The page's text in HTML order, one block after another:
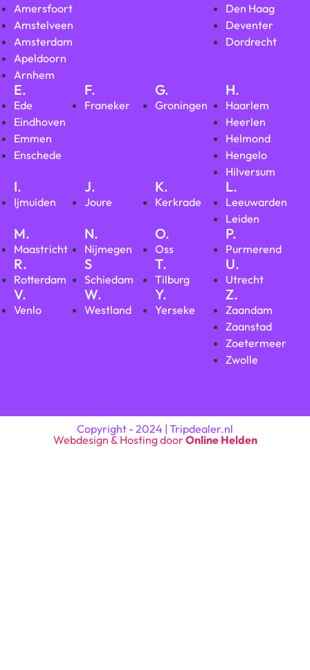
Amersfoort
Amstelveen
Amsterdam
Apeldoorn
Arnhem
Den Haag
Deventer
Dordrecht
E.
Ede
Eindhoven
Emmen
Enschede
F.
Franeker
G.
Groningen
H.
Haarlem
Heerlen
Helmond
Hengelo
Hilversum
I.
Ijmuiden
J.
Joure
K.
Kerkrade
L.
Leeuwarden
Leiden
M.
Maastricht
N.
Nijmegen
O.
Oss
P.
Purmerend
R.
Rotterdam
S
Schiedam
T.
Tilburg
U.
Utrecht
V.
Venlo
W.
Westland
Y.
Yerseke
Z.
Zaandam
Zaanstad
Zoetermeer
Zwolle
Copyright - 2024 | Tripdealer.nl
Webdesign & Hosting doorOnline Helden